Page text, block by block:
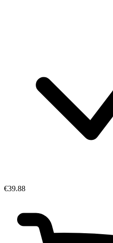
€39.88